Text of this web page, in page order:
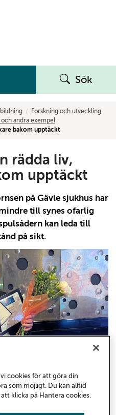
Sök
Forskning och utveckling
andra exempel
bakom upptäckt
rädda liv,
upptäckt
på Gävle sjukhus har
till synes ofarlig
kan leda till
på sikt.
in a screening setting
för
cookies för att göra din
som möjligt. Du kan alltid
klicka på Hantera cookies.